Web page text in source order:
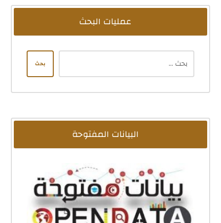
عمليات البحث
بحث
البيانات المفتوحة